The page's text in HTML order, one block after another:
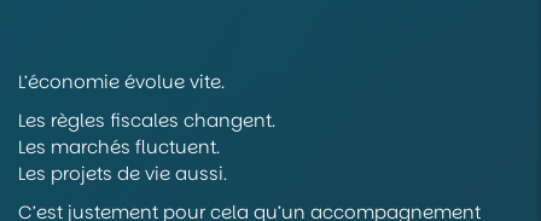
L’économie évolue vite.
Les règles fiscales changent.
Les marchés fluctuent.
Les projets de vie aussi.
C’est justement pour cela qu’un accompagnement